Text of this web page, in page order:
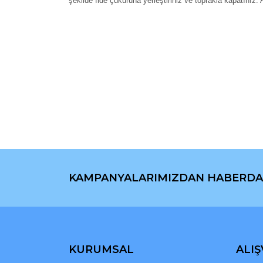
Bu ürünün fiyat bilgisi, resim, ürün
Ürün fiyatı diğer sitelerden daha pahalı.
KAMPANYALARIMIZDAN
KURUMSAL